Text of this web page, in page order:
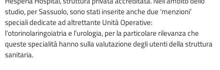
studio, per Sassuolo, sono stati inserite anche due ‘menzioni’
speciali dedicate ad altrettante Unità Operative:
l’otorinolaringoiatria e l’urologia, per la particolare rilevanza che
queste specialità hanno sulla valutazione degli utenti della struttura
sanitaria.